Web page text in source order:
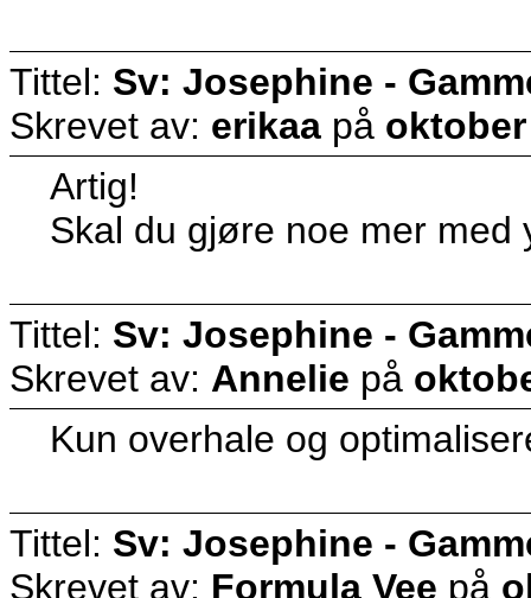
Tittel: Sv: Josephine -
Skrevet av: erikaa på oktober
Artig!
Skal du gjøre noe mer med
Tittel: Sv: Josephine -
Skrevet av: Annelie på
Kun overhale og
Tittel: Sv: Josephine -
Skrevet av: Formula Vee på